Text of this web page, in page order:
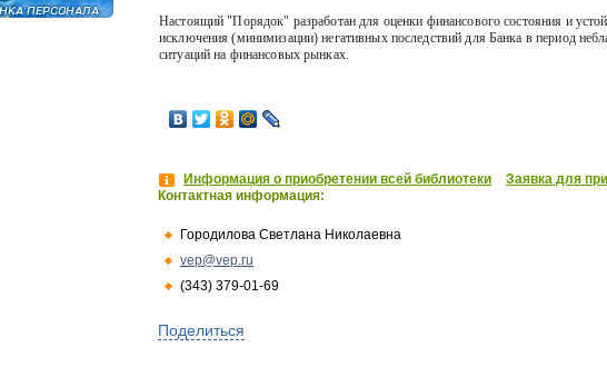
Настоящий "Порядок" разработан для оценки финансового состояния и
исключения (минимизации) негативных последствий для Банка в период
ситуаций на финансовых рынках.
Информация о приобретении всей библиотеки
Заявка для
Контактная информация:
Городилова Светлана Николаевна
vep@vep.ru
(343) 379-01-69
Поделиться